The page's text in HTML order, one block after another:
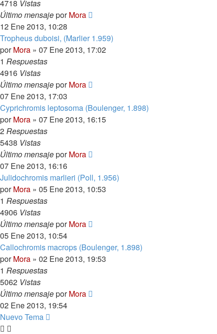
4718 Vistas
Último mensajeporMora
12 Ene 2013, 10:28
Tropheus duboisi, (Marlier 1.959)
porMora » 07 Ene 2013, 17:02
1 Respuestas
4916 Vistas
Último mensajeporMora
07 Ene 2013, 17:03
Cyprichromis leptosoma (Boulenger, 1.898)
porMora » 07 Ene 2013, 16:15
2Respuestas
5438 Vistas
Último mensajeporMora
07 Ene 2013, 16:16
Julidochromis marlieri (Poll, 1.956)
porMora » 05 Ene 2013, 10:53
1 Respuestas
4906 Vistas
Último mensajeporMora
05 Ene 2013, 10:54
Callochromis macrops (Boulenger, 1.898)
porMora » 02 Ene 2013, 19:53
1 Respuestas
5062 Vistas
Último mensajeporMora
02 Ene 2013, 19:54
Nuevo Tema